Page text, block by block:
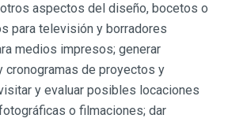
aspectos del diseño, bocetos o
para televisión y borradores
medios impresos; generar
cronogramas de proyectos y
y evaluar posibles locaciones
o filmaciones; dar